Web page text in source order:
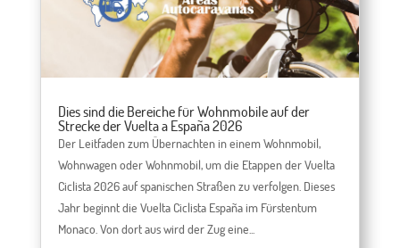
Dies sind die Bereiche für Wohnmobile auf der
Strecke der Vuelta a España 2026
Der Leitfaden zum Übernachten in einem Wohnmobil,
Wohnwagen oder Wohnmobil, um die Etappen der Vuelta
Ciclista 2026 auf spanischen Straßen zu verfolgen. Dieses
Jahr beginnt die Vuelta Ciclista España im Fürstentum
Monaco. Von dort aus wird der Zug eine...